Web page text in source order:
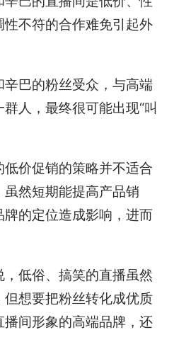
不符的合作难免引起外
巴的粉丝受众，与高端
人，最终很可能出现“叫
价促销的策略并不适合
然短期能提高产品销
的定位造成影响，进而
低俗、搞笑的直播虽然
想要把粉丝转化成优质
间形象的高端品牌，还